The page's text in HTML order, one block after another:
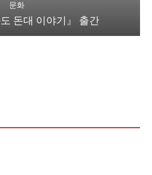
문화
돈대 이야기』 출간